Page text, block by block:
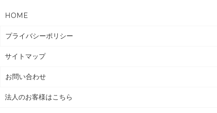
HOME
プライバシーポリシー
サイトマップ
お問い合わせ
法人のお客様はこちら